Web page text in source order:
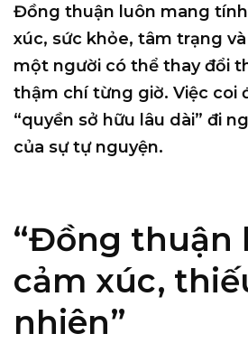
Đồng thuận luôn mang
xúc, sức khỏe, tâm trạng
một người có thể thay đổi
thậm chí từng giờ. Việc coi
“quyền sở hữu lâu dài” đi
của sự tự nguyện.
“Đồng thuận
cảm xúc,
nhiên”